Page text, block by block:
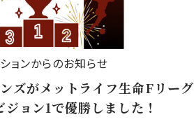
ョンからのお知らせ
ズがメットライフ生命Fリーグ
ョン1で優勝しました！